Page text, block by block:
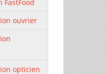
ouvrier
opticien